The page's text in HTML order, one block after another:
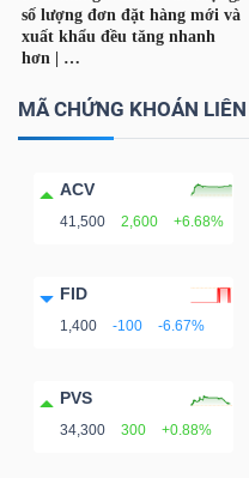
MÃ CHỨNG KHOÁN
ACV
41,500 2,600 +6.68%
FID
1,400 -100 -6.67%
PVS
34,300 300 +0.88%
(-)
Thuật
ngữ
Đào